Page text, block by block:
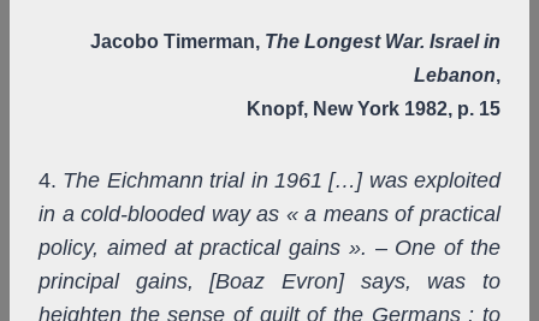
Jacobo Timerman, The Longest War. Israel in
Lebanon,
Knopf, New York 1982, p. 15
4. The Eichmann trial in 1961 […] was exploited
in a cold-blooded way as « a means of practical
policy, aimed at practical gains ». – One of the
principal gains, [Boaz Evron] says, was to
heighten the sense of guilt of the Germans : to